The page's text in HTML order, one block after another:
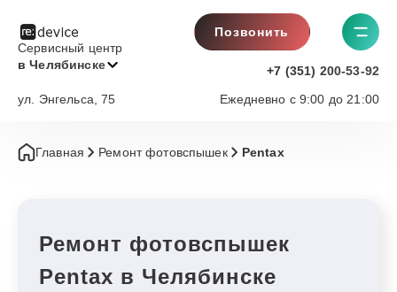
Сервисный центр
в Челябинске
Позвонить
+7 (351) 200-53-92
Ежедневно с 9:00 до 21:00
ул. Энгельса, 75
Главная Ремонт фотовспышек Pentax
Ремонт фотовспышек
Pentax в Челябинске